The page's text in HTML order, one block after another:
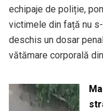
echipaje de poliție,
victimele din față nu
deschis un dosar
vătămare corporală